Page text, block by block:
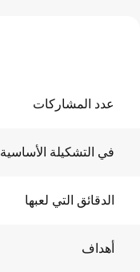
عدد المشاركات
في التشكيلة الأساسية
الدقائق التي لعبها
أهداف